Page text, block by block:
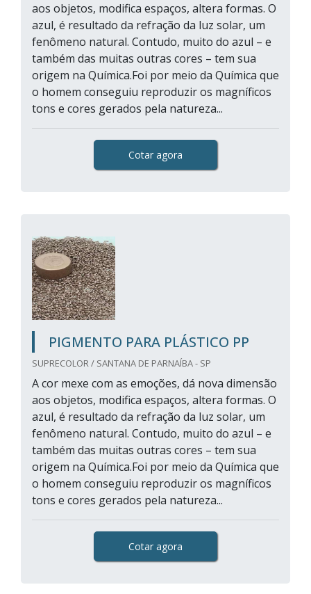
aos objetos, modifica espaços, altera formas. O
azul, é resultado da refração da luz solar, um
fenômeno natural. Contudo, muito do azul – e
também das muitas outras cores – tem sua
origem na Química.Foi por meio da Química que
o homem conseguiu reproduzir os magníficos
tons e cores gerados pela natureza...
Cotar agora
PIGMENTO PARA PLÁSTICO PP
SUPRECOLOR / SANTANA DE PARNAÍBA - SP
A cor mexe com as emoções, dá nova dimensão
aos objetos, modifica espaços, altera formas. O
azul, é resultado da refração da luz solar, um
fenômeno natural. Contudo, muito do azul – e
também das muitas outras cores – tem sua
origem na Química.Foi por meio da Química que
o homem conseguiu reproduzir os magníficos
tons e cores gerados pela natureza...
Cotar agora